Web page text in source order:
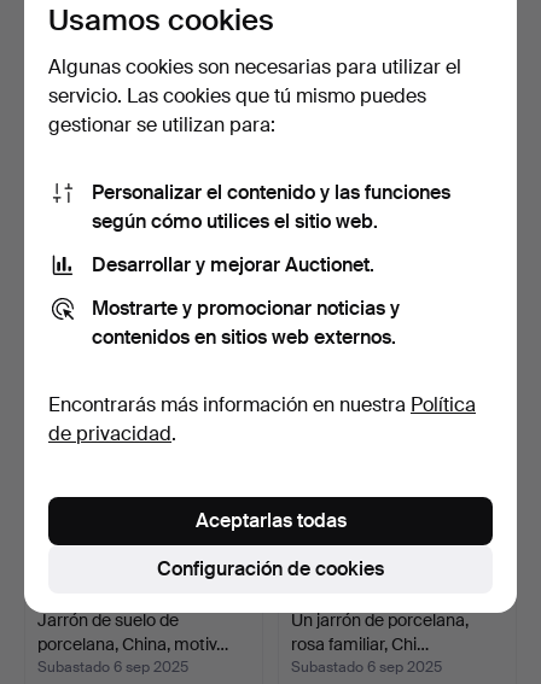
Un plato de porcelana,
probablemente de Ch…
Subastado 13 sep 2025
37 USD
Un cuenco de porcelana
Subastado 13 sep 2025
4.272 USD
Jarrón de suelo de
porcelana, China, motiv…
Subastado 6 sep 2025
Un jarrón de porcelana,
rosa familiar, Chi…
Subastado 6 sep 2025
Usamos cookies
Algunas cookies son necesarias para utilizar el
servicio. Las cookies que tú mismo puedes
gestionar se utilizan para:
Personalizar el contenido y las funciones
según cómo utilices el sitio web.
Desarrollar y mejorar Auctionet.
Mostrarte y promocionar noticias y
contenidos en sitios web externos.
Encontrarás más información en nuestra Política
de privacidad.
Configuración de cookies
Aceptarlas todas